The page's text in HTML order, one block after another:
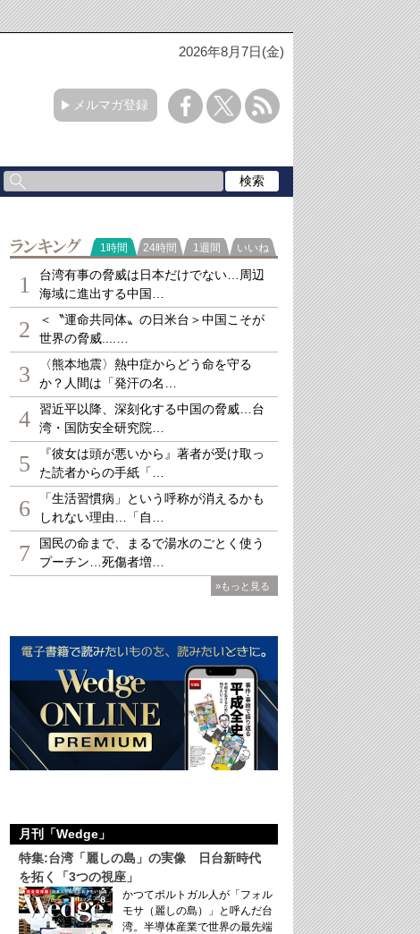
2026年8月7日(金)
メルマガ登録
ランキング
1時間 24時間 1週間 いいね
1
台湾有事の脅威は日本だけでない…周辺
海域に進出する中国…
2
＜〝運命共同体〟の日米台＞中国こそが
世界の脅威....…
3
〈熊本地震〉熱中症からどう命を守る
か？人間は「発汗の名…
4
習近平以降、深刻化する中国の脅威…台
湾・国防安全研究院…
5
『彼女は頭が悪いから』著者が受け取っ
た読者からの手紙「…
6
「生活習慣病」という呼称が消えるかも
しれない理由…「自…
7
国民の命まで、まるで湯水のごとく使う
プーチン…死傷者増…
»もっと見る
月刊「Wedge」
特集:台湾「麗しの島」の実像 日台新時代
を拓く「3つの視座」
かつてポルトガル人が「フォル
モサ（麗しの島）」と呼んだ台
湾。半導体産業で世界の最先端